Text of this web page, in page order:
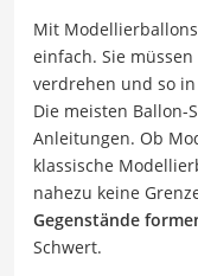
Mit
einfach. Sie
verdrehen und so
Die meisten Ballon-
Anleitungen. Ob
klassische
nahezu keine
Gegenstände
Schwert.